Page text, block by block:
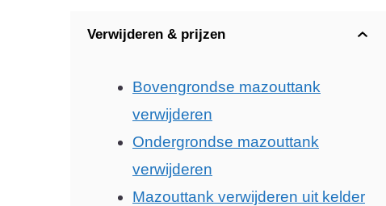
Verwijderen & prijzen
Bovengrondse mazouttank
verwijderen
Ondergrondse mazouttank
verwijderen
Mazouttank verwijderen uit kelder